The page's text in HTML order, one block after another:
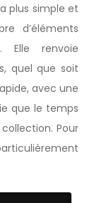
plus simple et
d’éléments
Elle renvoie
quel que soit
avec une
que le temps
Pour